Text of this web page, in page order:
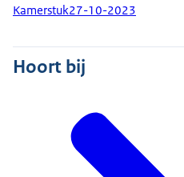
Kamerstuk27-10-2023
Hoort bij